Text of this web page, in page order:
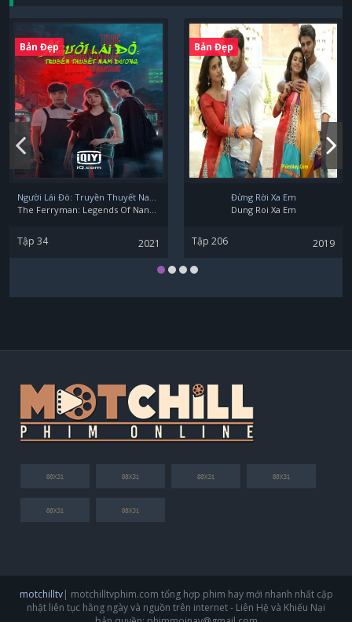
Bản Đẹp
Tập 34 2021
Bản Đẹp
Đừng Rời Xa Em
Dung Roi Xa Em
Tập 206 2019
motchilltv| motchilltvphim.com tổng hợp phim hay mới nhanh nhất cập
nhật liên tục hằng ngày và nguồn trên internet - Liên Hệ và Khiếu Nại